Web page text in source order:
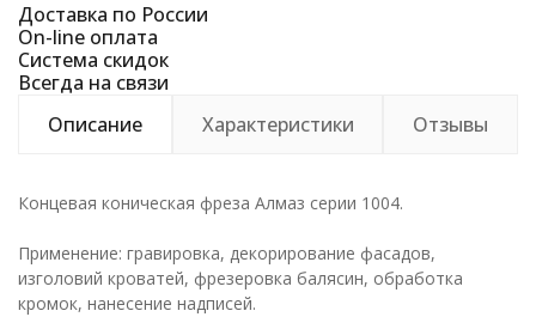
Доставка по России
On-line оплата
Система скидок
Всегда на связи
Описание
Характеристики Отзывы
Концевая коническая фреза Алмаз серии 1004.
Применение: гравировка, декорирование фасадов,
изголовий кроватей, фрезеровка балясин, обработка
кромок, нанесение надписей.